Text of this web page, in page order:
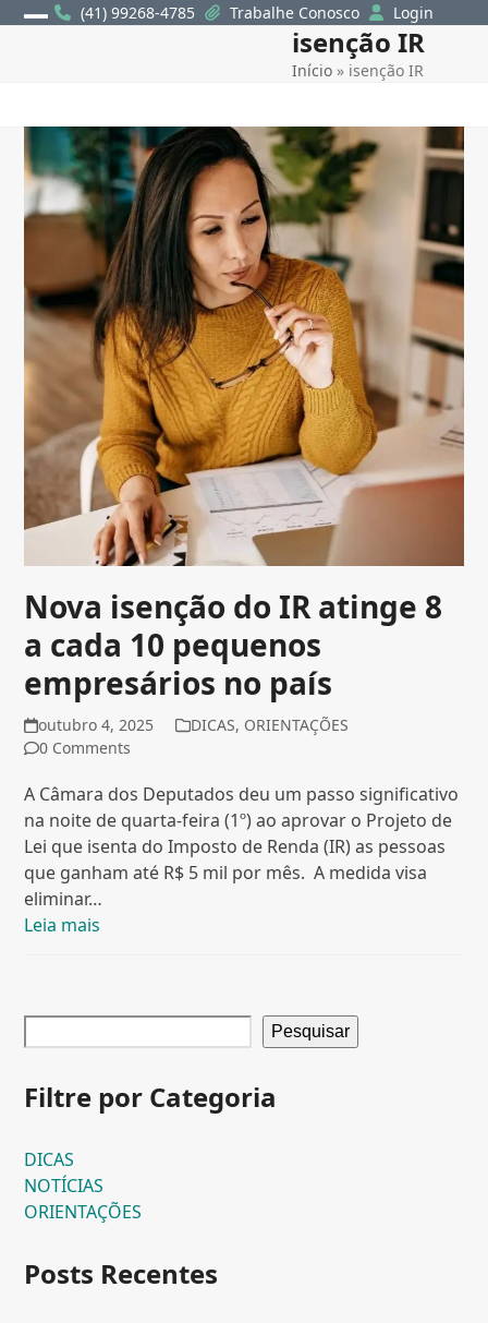
Skip
(41) 99268-4785 Trabalhe Conosco Login
isenção IR
Início » isenção IR
Nova isenção do IR atinge 8
a cada 10 pequenos
empresários no país
outubro 4, 2025 DICAS, ORIENTAÇÕES
0 Comments
A Câmara dos Deputados deu um passo significativo
na noite de quarta-feira (1º) ao aprovar o Projeto de
Lei que isenta do Imposto de Renda (IR) as pessoas
que ganham até R$ 5 mil por mês. A medida visa
eliminar…
Leia mais
Pesquisar
Filtre por Categoria
DICAS
NOTÍCIAS
ORIENTAÇÕES
Posts Recentes